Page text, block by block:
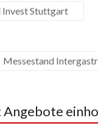
Invest Stuttgart
Messestand
Angebote